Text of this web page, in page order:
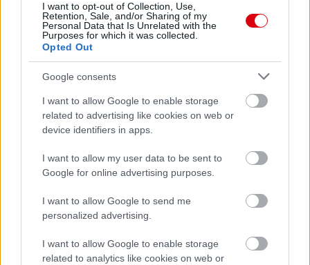
I want to opt-out of Collection, Use,
Retention, Sale, and/or Sharing of my
Personal Data that Is Unrelated with the
Purposes for which it was collected.
Opted Out
Google consents
I want to allow Google to enable storage
related to advertising like cookies on web or
device identifiers in apps.
I want to allow my user data to be sent to
Google for online advertising purposes.
I want to allow Google to send me
personalized advertising.
I want to allow Google to enable storage
related to analytics like cookies on web or
Leeds UnitedvsManchester United2026-08-12 20:30
AC MilanvsManchester United2026-08-15 18:00
ELŐZŐ MÉRKŐZÉSEK
a ManUtdFanatics.hu működését!